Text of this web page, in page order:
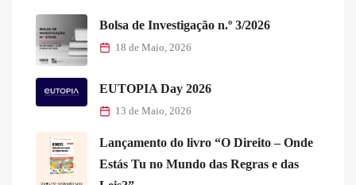
Bolsa de Investigação n.º 3/2026
18 de Maio, 2026
EUTOPIA Day 2026
13 de Maio, 2026
Lançamento do livro “O Direito – Onde
Estás Tu no Mundo das Regras e das